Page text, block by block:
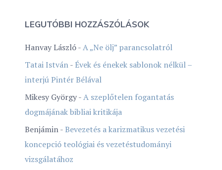
LEGUTÓBBI HOZZÁSZÓLÁSOK
Hanvay László-A „Ne ölj” parancsolatról
Tatai István- Évek és énekek sablonok nélkül –
interjú Pintér Bélával
Mikesy György-A szeplőtelen fogantatás
dogmájának bibliai kritikája
Benjámin-Bevezetés a karizmatikus vezetési
koncepció teológiai és vezetéstudományi
vizsgálatához